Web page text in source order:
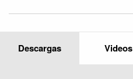
Descargas Videos